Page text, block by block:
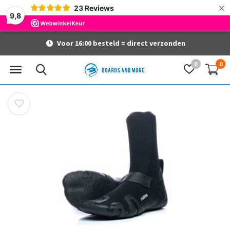
9,8
23 Reviews ×
0 0
Voor 16:00 besteld = direct verzonden